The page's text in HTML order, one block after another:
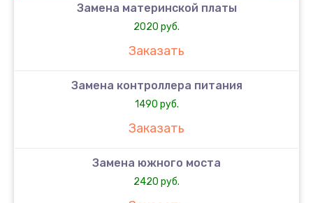
Замена материнской платы
2020 руб.
Заказать
Замена контроллера питания
1490 руб.
Заказать
Замена южного моста
2420 руб.